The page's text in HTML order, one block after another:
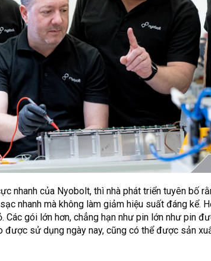
nhanh của Nyobolt, thì nhà phát triển tuyên bố
nhanh mà không làm giảm hiệu suất đáng kể.
Các gói lớn hơn, chẳng hạn như pin lớn như pin
được sử dụng ngày nay, cũng có thể được sản